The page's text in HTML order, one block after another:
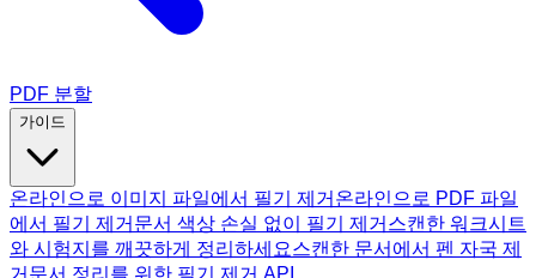
PDF 분할
가이드
온라인으로 이미지 파일에서 필기 제거 온라인으로 PDF 파일
에서 필기 제거 문서 색상 손실 없이 필기 제거 스캔한 워크시트
와 시험지를 깨끗하게 정리하세요스캔한 문서에서 펜 자국 제
거 문서 정리를 위한 필기 제거 API